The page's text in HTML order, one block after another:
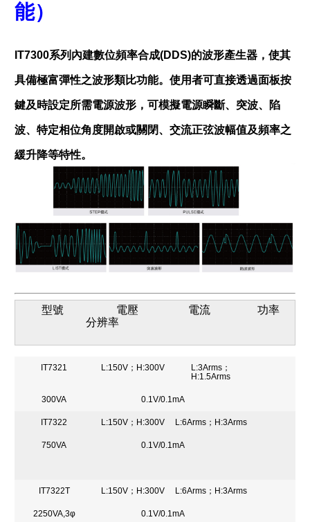
能）
IT7300系列內建數位頻率合成(DDS)的波形產生器，使其
具備極富彈性之波形類比功能。使用者可直接透過面板按
鍵及時設定所需電源波形，可模擬電源瞬斷、突波、陷
波、特定相位角度開啟或關閉、交流正弦波幅值及頻率之
緩升降等特性。
型號 電壓 電流 功率
分辨率
IT7321 L:150V；H:300V
L:3Arms；
H:1.5Arms
300VA 0.1V/0.1mA
IT7322 L:150V；H:300V L:6Arms；H:3Arms
750VA 0.1V/0.1mA
IT7322T L:150V；H:300V L:6Arms；H:3Arms
2250VA,3φ 0.1V/0.1mA